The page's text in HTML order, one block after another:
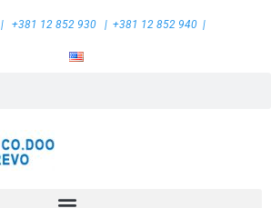
| +381 12 852 930 | +381 12 852 940 |